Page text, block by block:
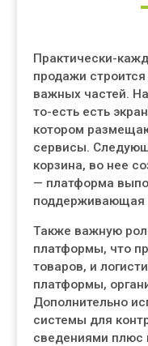
Практически-
продажи
важных частей.
то-есть есть
котором
сервисы.
корзина, во нее
— платформа
поддерживающая
Также важную
платформы, что
товаров, и
платформы,
Дополнительно
системы для
сведениями плюс